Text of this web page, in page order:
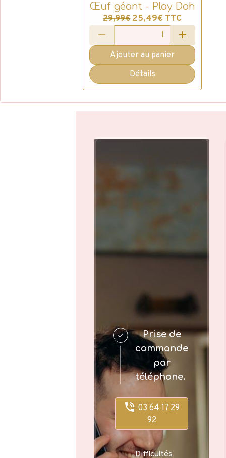
Œuf géant - Play Doh
29,99€ 25,49€ TTC
Ajouter au panier
Détails
Prise de
commande
par
téléphone.
03 64 17 29
92
Difficultés